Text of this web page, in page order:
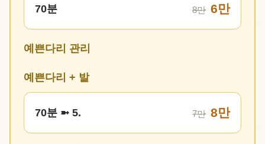
70분 8만 6만
예쁜다리 관리
예쁜다리 + 발
70분 ➼ 5. 7만 8만